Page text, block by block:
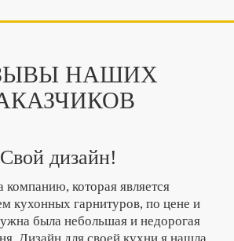
НАШИХ
Свой дизайн!
компанию, которая является
кухонных гарнитуров, по цене и
была небольшая и недорогая